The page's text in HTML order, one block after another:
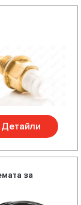
Детайли
за